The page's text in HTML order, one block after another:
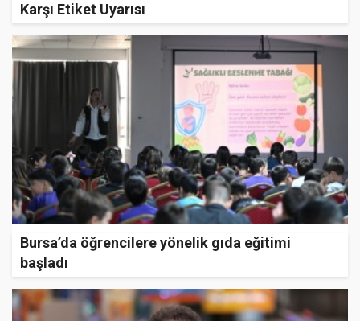
Karşı Etiket Uyarısı
Bursa’da öğrencilere yönelik gıda eğitimi
başladı